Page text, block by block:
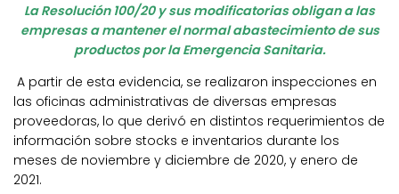
La Resolución 100/20 y sus modificatorias obligan a las
empresas a mantener el normal abastecimiento de sus
productos por la Emergencia Sanitaria.
A partir de esta evidencia, se realizaron inspecciones en
las oficinas administrativas de diversas empresas
proveedoras, lo que derivó en distintos requerimientos de
información sobre stocks e inventarios durante los
meses de noviembre y diciembre de 2020, y enero de
2021.